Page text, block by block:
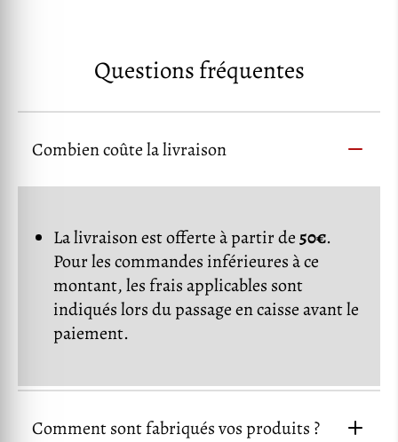
Questions fréquentes
Combien coûte la livraison
La livraison est offerte à partir de50€.
Pour les commandes inférieures à ce
montant, les frais applicables sont
indiqués lors du passage en caisse avant le
paiement.
Comment sont fabriqués vos produits ?